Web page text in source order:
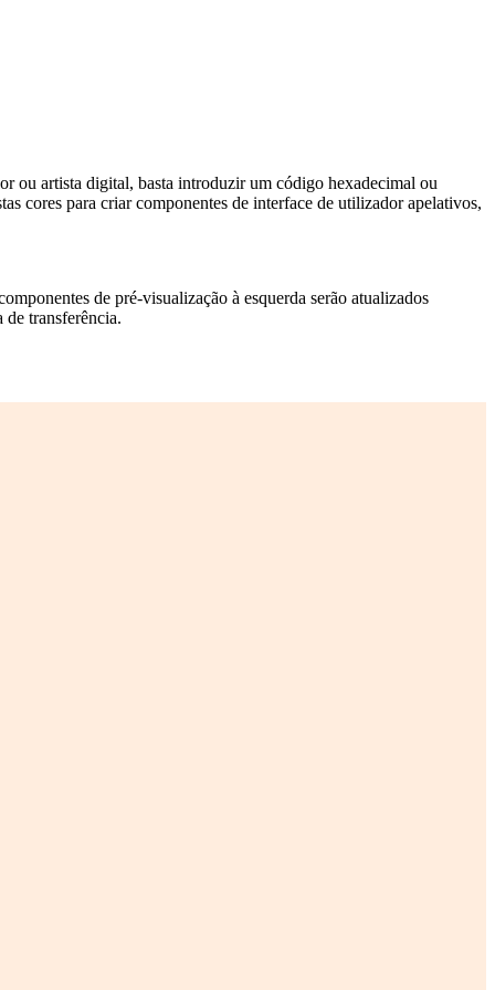
ou artista digital, basta introduzir um código hexadecimal ou
cores para criar componentes de interface de utilizador apelativos,
de pré-visualização à esquerda serão atualizados
transferência.